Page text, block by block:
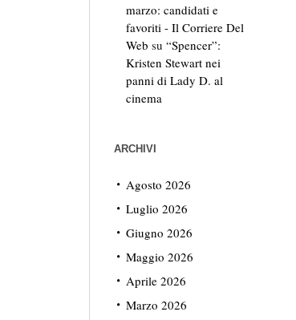
marzo: candidati e
favoriti - Il Corriere Del
Web su “Spencer”:
Kristen Stewart nei
panni di Lady D. al
cinema
ARCHIVI
Agosto 2026
Luglio 2026
Giugno 2026
Maggio 2026
Aprile 2026
Marzo 2026